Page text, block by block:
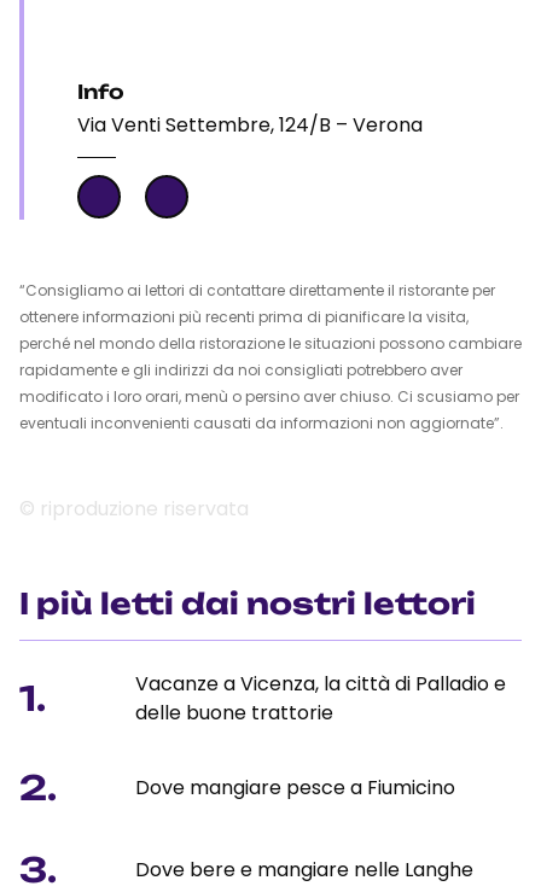
Info
Via Venti Settembre, 124/B – Verona
“Consigliamo ai lettori di contattare direttamente il ristorante per
ottenere informazioni più recenti prima di pianificare la visita,
perché nel mondo della ristorazione le situazioni possono cambiare
rapidamente e gli indirizzi da noi consigliati potrebbero aver
modificato i loro orari, menù o persino aver chiuso. Ci scusiamo per
eventuali inconvenienti causati da informazioni non aggiornate”.
© riproduzione riservata
I più letti dai nostri lettori
1.
Vacanze a Vicenza, la città di Palladio e
delle buone trattorie
2. Dove mangiare pesce a Fiumicino
3. Dove bere e mangiare nelle Langhe